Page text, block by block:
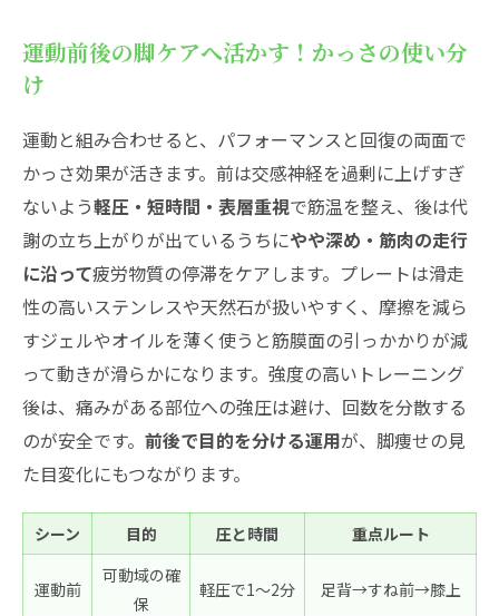
運動前後の脚ケアへ活かす！かっさの使い分
け
運動と組み合わせると、パフォーマンスと回復の両面で
かっさ効果が活きます。前は交感神経を過剰に上げすぎ
ないよう軽圧・短時間・表層重視で筋温を整え、後は代
謝の立ち上がりが出ているうちにやや深め・筋肉の走行
に沿って疲労物質の停滞をケアします。プレートは滑走
性の高いステンレスや天然石が扱いやすく、摩擦を減ら
すジェルやオイルを薄く使うと筋膜面の引っかかりが減
って動きが滑らかになります。強度の高いトレーニング
後は、痛みがある部位への強圧は避け、回数を分散する
のが安全です。 前後で目的を分ける運用が、脚痩せの見
た目変化にもつながります。
シーン 目的 圧と時間 重点ルート
運動前
可動域の確
保
軽圧で1〜2分 足背→すね前→膝上